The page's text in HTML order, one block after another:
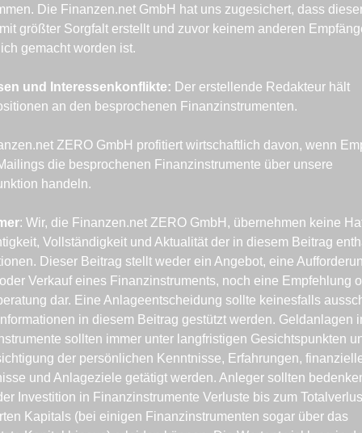
Die Finanzen.net GmbH hat uns zugesichert, dass
größter Sorgfalt erstellt und zuvor keinem anderen
gemacht worden ist.
und Interessenkonflikte: Der erstellende Redakteur hält
an den besprochenen Finanzinstrumenten.
ZERO GmbH profitiert wirtschaftlich davon, wenn
die besprochenen Finanzinstrumente über unsere
handeln.
: Wir, die Finanzen.net ZERO GmbH, übernehmen keine
Vollständigkeit und Aktualität der in diesem Beitrag
Dieser Beitrag stellt weder ein Angebot, eine
Verkauf eines Finanzinstruments, noch eine Empfehlung
dar. Eine Anlageentscheidung sollte keinesfalls
in diesem Beitrag gestützt werden. Geldanlagen
sollten immer unter langfristigen Gesichtspunkten
der persönlichen Kenntnisse, Erfahrungen,
und Anlageziele getätigt werden. Anleger sollten
Investition in Finanzinstrumente Verluste bis zum
Kapitals (bei einigen Finanzinstrumenten sogar über das